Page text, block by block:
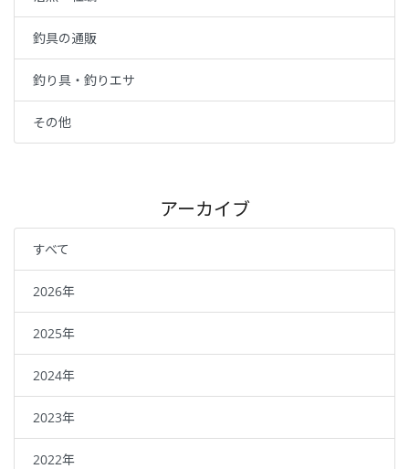
釣具の通販
釣り具・釣りエサ
その他
アーカイブ
すべて
2026年
2025年
2024年
2023年
2022年